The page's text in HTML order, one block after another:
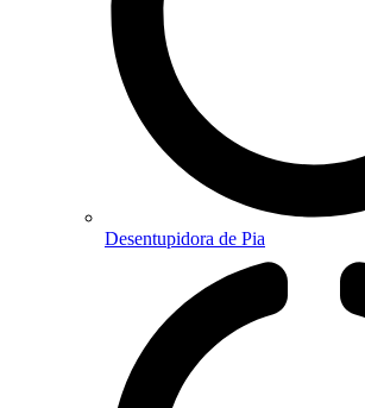
Desentupidora de Pia